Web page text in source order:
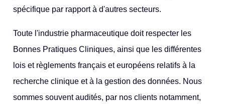
spécifique par rapport à d'autres secteurs.
Toute l'industrie pharmaceutique doit respecter les
Bonnes Pratiques Cliniques, ainsi que les différentes
lois et règlements français et européens relatifs à la
recherche clinique et à la gestion des données. Nous
sommes souvent audités, par nos clients notamment,